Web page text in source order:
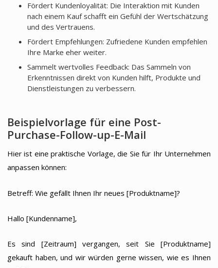
Fördert Kundenloyalität: Die Interaktion mit Kunden
nach einem Kauf schafft ein Gefühl der Wertschätzung
und des Vertrauens.
Fördert Empfehlungen: Zufriedene Kunden empfehlen
Ihre Marke eher weiter.
Sammelt wertvolles Feedback: Das Sammeln von
Erkenntnissen direkt von Kunden hilft, Produkte und
Dienstleistungen zu verbessern.
Beispielvorlage für eine Post-
Purchase-Follow-up-E-Mail
Hier ist eine praktische Vorlage, die Sie für Ihr Unternehmen
anpassen können:
Betreff: Wie gefällt Ihnen Ihr neues [Produktname]?
Hallo [Kundenname],
Es sind [Zeitraum] vergangen, seit Sie [Produktname]
gekauft haben, und wir würden gerne wissen, wie es Ihnen